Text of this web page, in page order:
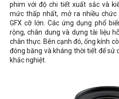
phim với độ chi tiết xuất sắc và
mức thấp nhất, mở ra nhiều chức
GFX cỡ lớn. Các ứng dụng phổ
rộng, chân dung và dựng tài liệu
chân thực. Bên cạnh đó, ống kính
đóng băng và kháng thời tiết để
khắc nghiệt.